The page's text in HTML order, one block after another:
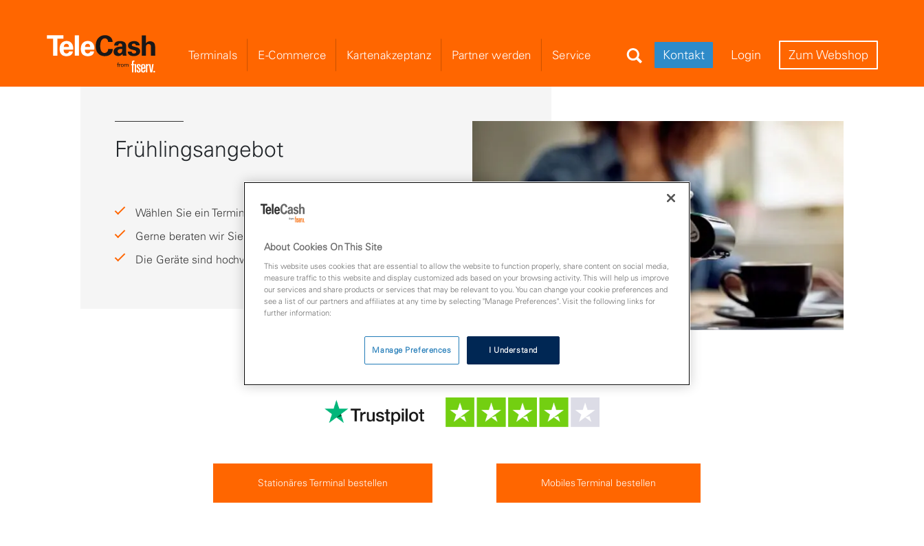
Terminals E-Commerce Kartenakzeptanz Partner werden Service Zum Webshop
Search Field
Kontakt Login
Frühlingsangebot
Wählen Sie ein Terminal aus unserem Refurbished-Angebot
Gerne beraten wir Sie
Die Geräte sind hochwertig, generalüberholt und preiswert
Stationäres Terminal bestellen Mobiles Terminal bestellen
About Cookies On This Site
This website uses cookies that are essential to allow the website to function properly, share content on social media,
measure traffic to this website and display customized ads based on your browsing activity. This will help us improve
our services and share products or services that may be relevant to you. You can change your cookie preferences and
see a list of our partners and affiliates at any time by selecting "Manage Preferences". Visit the following links for
further information:
Manage Preferences I Understand